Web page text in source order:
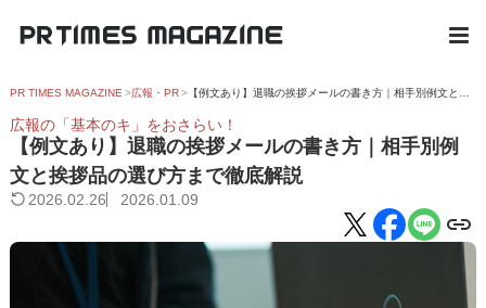
PR TIMES MAGAZINE 広報・PR
広報の「基本のキ」をおさらい！
【例文あり】退職の挨拶メールの書き方｜相手別例
文と挨拶品の選び方まで徹底解説
2026.02.26 2026.01.09